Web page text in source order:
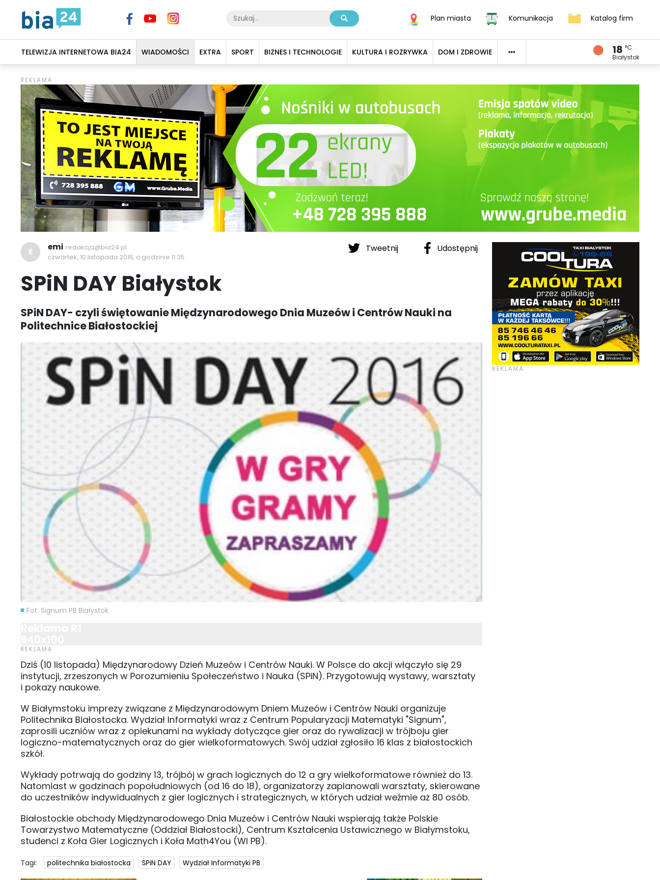
Plan miasta Komunikacja Katalog firm
TELEWIZJA INTERNETOWA BIA24 WIADOMOŚCI EXTRA SPORT BIZNES I TECHNOLOGIE KULTURA I ROZRYWKA DOM I ZDROWIE 18 °C
Białystok
Tweetnij Udostępnij
E emi redakcja@bia24.pl
czwartek, 10 listopada 2016, o godzinie 11:35
SPiN DAY Białystok
SPiN DAY- czyli świętowanie Międzynarodowego Dnia Muzeów i Centrów Nauki na
Politechnice Białostockiej
Fot. Signum PB Białystok
Dziś (10 listopada) Międzynarodowy Dzień Muzeów i Centrów Nauki. W Polsce do akcji włączyło się 29
instytucji, zrzeszonych w Porozumieniu Społeczeństwo i Nauka (SPiN). Przygotowują wystawy, warsztaty
i pokazy naukowe.
W Białymstoku imprezy związane z Międzynarodowym Dniem Muzeów i Centrów Nauki organizuje
Politechnika Białostocka. Wydział Informatyki wraz z Centrum Popularyzacji Matematyki "Signum",
zaprosili uczniów wraz z opiekunami na wykłady dotyczące gier oraz do rywalizacji w trójboju gier
logiczno-matematycznych oraz do gier wielkoformatowych. Swój udział zgłosiło 16 klas z białostockich
szkół.
Wykłady potrwają do godziny 13, trójbój w grach logicznych do 12 a gry wielkoformatowe również do 13.
Natomiast w godzinach popołudniowych (od 16 do 18), organizatorzy zaplanowali warsztaty, skierowane
do uczestników indywidualnych z gier logicznych i strategicznych, w których udział weźmie aż 80 osób.
Białostockie obchody Międzynarodowego Dnia Muzeów i Centrów Nauki wspierają także Polskie
Towarzystwo Matematyczne (Oddział Białostocki), Centrum Kształcenia Ustawicznego w Białymstoku,
studenci z Koła Gier Logicznych i Koła Math4You (WI PB).
Tagi: politechnika białostocka SPiN DAY Wydział Informatyki PB